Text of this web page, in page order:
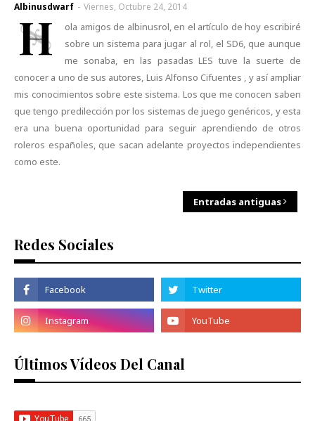
Albinusdwarf - Viernes, Octubre 24, 2014
H
ola amigos de albinusrol, en el artículo de hoy escribiré
sobre un sistema para jugar al rol, el SD6, que aunque
me sonaba, en las pasadas LES tuve la suerte de
conocer a uno de sus autores, Luis Alfonso Cifuentes , y así ampliar
mis conocimientos sobre este sistema. Los que me conocen saben
que tengo predilección por los sistemas de juego genéricos, y esta
era una buena oportunidad para seguir aprendiendo de otros
roleros españoles, que sacan adelante proyectos independientes
como este.
Entradas antiguas
Redes Sociales
Últimos Vídeos Del Canal